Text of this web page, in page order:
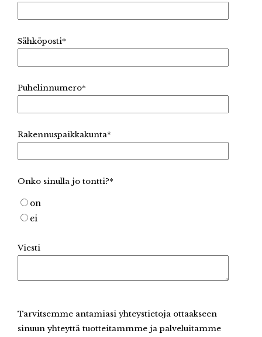
Sähköposti*
Puhelinnumero*
Rakennuspaikkakunta*
Onko sinulla jo tontti?*
on
ei
Viesti
Tarvitsemme antamiasi yhteystietoja ottaakseen
sinuun yhteyttä tuotteitammme ja palveluitamme